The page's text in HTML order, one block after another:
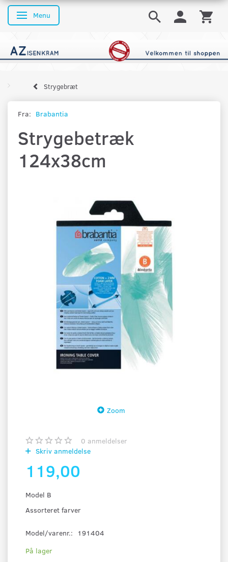
Skifte navigation
Menu
Strygebræt
Fra: Brabantia
Strygebetræk
124x38cm
Zoom
0 anmeldelser
Skriv anmeldelse
119,00
Model B
Assorteret farver
Model/varenr.:
191404
På lager